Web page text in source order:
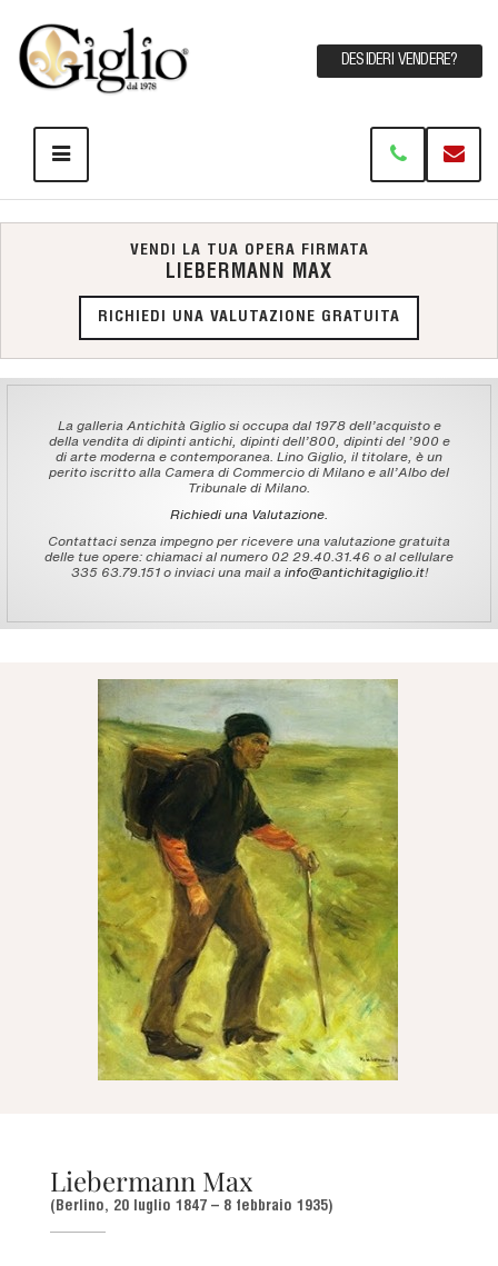
DESIDERI VENDERE?
VENDI LA TUA OPERA FIRMATA
LIEBERMANN MAX
RICHIEDI UNA VALUTAZIONE GRATUITA
La galleria Antichità Giglio si occupa dal 1978 dell'acquisto e
della vendita di dipinti antichi, dipinti dell'800, dipinti del '900 e
di arte moderna e contemporanea. Lino Giglio, il titolare, è un
perito iscritto alla Camera di Commercio di Milano e all'Albo del
Tribunale di Milano.
Richiedi una Valutazione.
Contattaci senza impegno per ricevere una valutazione gratuita
delle tue opere: chiamaci al numero 02 29.40.31.46 o al cellulare
335 63.79.151 o inviaci una mail a info@antichitagiglio.it!
Liebermann Max
(Berlino, 20 luglio 1847 – 8 febbraio 1935)